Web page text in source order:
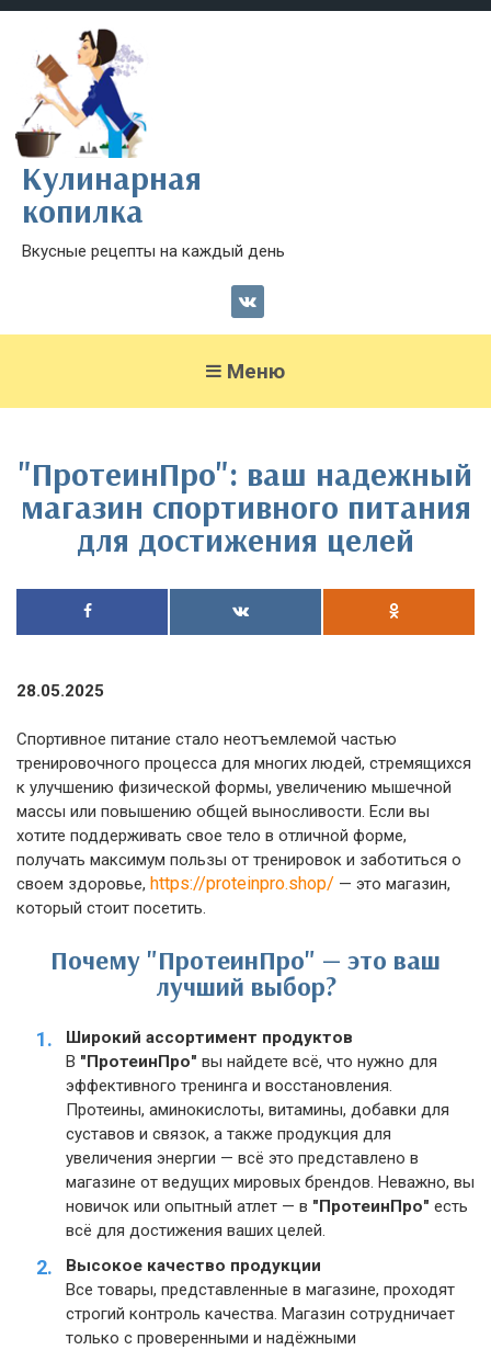
Кулинарная
копилка
Вкусные рецепты на каждый день
Меню
"ПротеинПро": ваш надежный
магазин спортивного питания
для достижения целей
28.05.2025
Спортивное питание стало неотъемлемой частью
тренировочного процесса для многих людей, стремящихся
к улучшению физической формы, увеличению мышечной
массы или повышению общей выносливости. Если вы
хотите поддерживать свое тело в отличной форме,
получать максимум пользы от тренировок и заботиться о
своем здоровье, https://proteinpro.shop/ — это магазин,
который стоит посетить.
Почему "ПротеинПро" — это ваш
лучший выбор?
Широкий ассортимент продуктов
В "ПротеинПро" вы найдете всё, что нужно для
эффективного тренинга и восстановления.
Протеины, аминокислоты, витамины, добавки для
суставов и связок, а также продукция для
увеличения энергии — всё это представлено в
магазине от ведущих мировых брендов. Неважно, вы
новичок или опытный атлет — в "ПротеинПро" есть
всё для достижения ваших целей.
Высокое качество продукции
Все товары, представленные в магазине, проходят
строгий контроль качества. Магазин сотрудничает
только с проверенными и надёжными